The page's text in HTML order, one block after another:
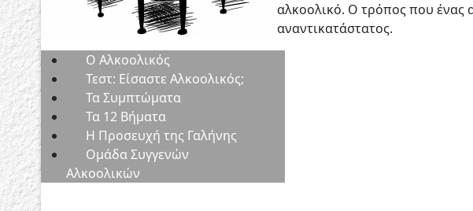
αλκοολικό. Ο τρόπος που ένας
αναντικατάστατος.
Ο Aλκοολικός
Τεστ: Είσαστε Αλκοολικός;
Τα Συμπτώματα
Τα 12 Βήματα
Η Προσευχή της Γαλήνης
Ομάδα Συγγενών
Αλκοολικών